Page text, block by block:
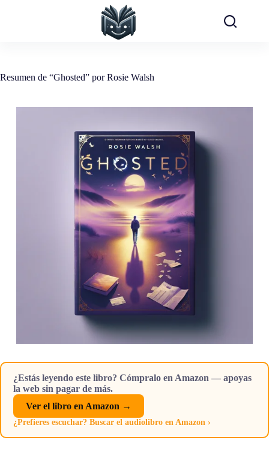
Resumen de “Ghosted” por Rosie Walsh
¿Estás leyendo este libro? Cómpralo en Amazon — apoyas
la web sin pagar de más.
Ver el libro en Amazon →
¿Prefieres escuchar? Buscar el audiolibro en Amazon ›